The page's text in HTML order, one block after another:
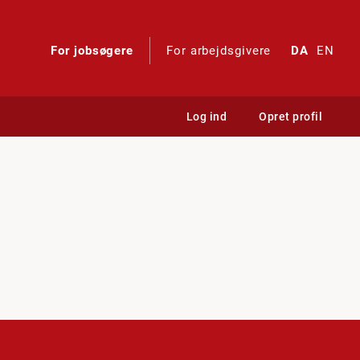
For jobsøgere For arbejdsgivere DA EN
Log ind Opret profil